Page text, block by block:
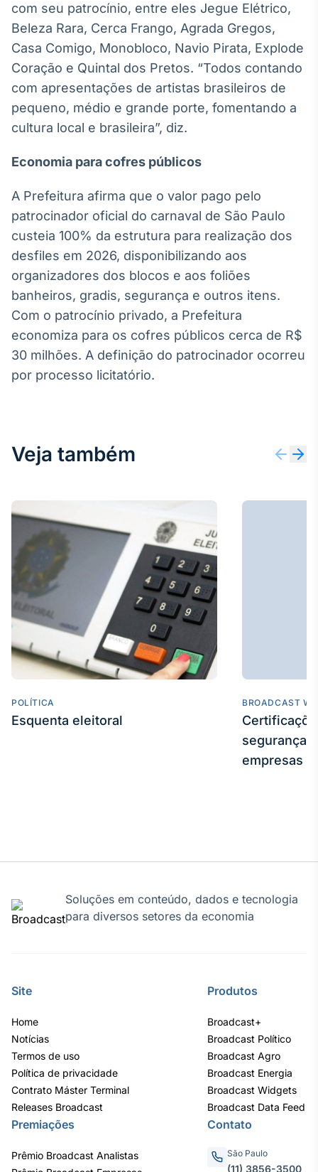
com seu patrocínio, entre eles Jegue Elétrico,
Beleza Rara, Cerca Frango, Agrada Gregos,
Casa Comigo, Monobloco, Navio Pirata, Explode
Coração e Quintal dos Pretos. “Todos contando
com apresentações de artistas brasileiros de
pequeno, médio e grande porte, fomentando a
cultura local e brasileira”, diz.
Economia para cofres públicos
A Prefeitura afirma que o valor pago pelo
patrocinador oficial do carnaval de São Paulo
custeia 100% da estrutura para realização dos
desfiles em 2026, disponibilizando aos
organizadores dos blocos e aos foliões
banheiros, gradis, segurança e outros itens.
Com o patrocínio privado, a Prefeitura
economiza para os cofres públicos cerca de R$
30 milhões. A definição do patrocinador ocorreu
por processo licitatório.
Veja também
POLÍTICA
Esquenta eleitoral
BROADCAST
segurança
empresas
Soluções em conteúdo, dados e tecnologia
para diversos setores da economia
Site
Home
Notícias
Termos de uso
Política de privacidade
Contrato Máster Terminal
Releases Broadcast
Produtos
Broadcast+
Broadcast Político
Broadcast Agro
Broadcast Energia
Broadcast Widgets
Broadcast Data Feed
Premiações
Prêmio Broadcast Analistas
Contato
São Paulo
(11) 3856-3500